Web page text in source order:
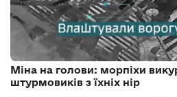
Міна на голови: морпіхи
штурмовиків з їхніх нір